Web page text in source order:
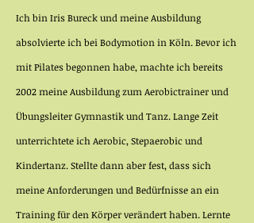
Ich bin Iris Bureck und meine Ausbildung
absolvierte ich bei Bodymotion in Köln. Bevor ich
mit Pilates begonnen habe, machte ich bereits
2002 meine Ausbildung zum Aerobictrainer und
Übungsleiter Gymnastik und Tanz. Lange Zeit
unterrichtete ich Aerobic, Stepaerobic und
Kindertanz. Stellte dann aber fest, dass sich
meine Anforderungen und Bedürfnisse an ein
Training für den Körper verändert haben. Lernte